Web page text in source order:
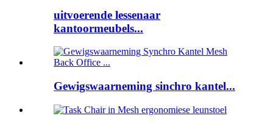
uitvoerende lessenaar
kantoormeubels...
Gewigswaarneming sinchro kantel...